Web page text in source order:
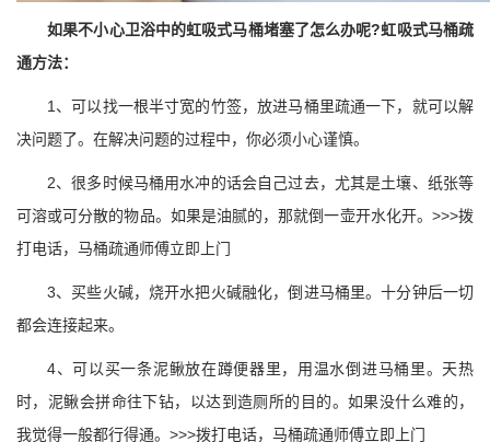
如果不小心卫浴中的虹吸式马桶堵塞了怎么办呢?虹吸式马桶疏
通方法：
1、可以找一根半寸宽的竹签，放进马桶里疏通一下，就可以解
决问题了。在解决问题的过程中，你必须小心谨慎。
2、很多时候马桶用水冲的话会自己过去，尤其是土壤、纸张等
可溶或可分散的物品。如果是油腻的，那就倒一壶开水化开。>>>拨
打电话，马桶疏通师傅立即上门
3、买些火碱，烧开水把火碱融化，倒进马桶里。十分钟后一切
都会连接起来。
4、可以买一条泥鳅放在蹲便器里，用温水倒进马桶里。天热
时，泥鳅会拼命往下钻，以达到造厕所的目的。如果没什么难的，
我觉得一般都行得通。>>>拨打电话，马桶疏通师傅立即上门